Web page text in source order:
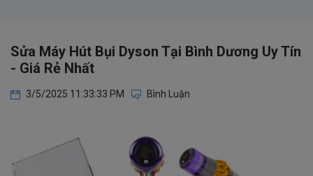
Sửa Máy Hút Bụi Dyson Tại Bình Dương Uy Tín
- Giá Rẻ Nhất
3/5/2025 11:33:33 PM Bình Luận